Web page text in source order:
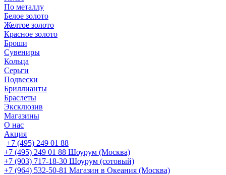
По металлу
Белое золото
Желтое золото
Красное золото
Броши
Сувениры
Кольца
Серьги
Подвески
Бриллианты
Браслеты
Эксклюзив
Магазины
О нас
Акция
+7 (495) 249 01 88
+7 (495) 249 01 88 Шоурум (Москва)
+7 (903) 717-18-30 Шоурум (сотовый)
+7 (964) 532-50-81 Магазин в Океания (Москва)